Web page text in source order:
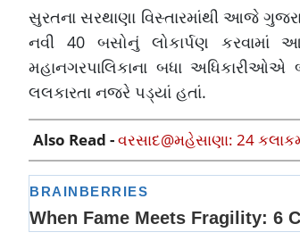
સુરતના સરથાણા વિસ્તારમાંથી આજે
નવી 40 બસોનું લોકાર્પણ
મહાનગરપાલિકાના બધા
લલકારતા નજરે પડ્યાં હતાં.
Also Read -વરસાદ@મહેસાણા: 24